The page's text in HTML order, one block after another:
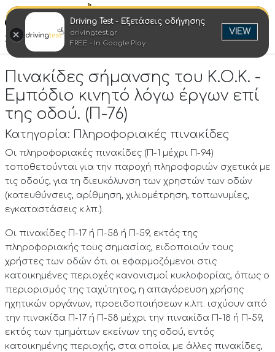
Στροφή στην επιτυχία
Πινακίδες σήμανσης του Κ.Ο.Κ. -
Εμπόδιο κινητό λόγω έργων επί
της οδού. (Π-76)
Κατηγορία: Πληροφοριακές πινακίδες
Οι πληροφοριακές πινακίδες (Π-1 μέχρι Π-94)
τοποθετούνται για την παροχή πληροφοριών σχετικά με
τις οδούς, για τη διευκόλυνση των χρηστών των οδών
(κατευθύνσεις, αρίθμηση, χιλιομέτρηση, τοπωνυμίες,
εγκαταστάσεις κ.λπ.).
Οι πινακίδες Π-17 ή Π-58 ή Π-59, εκτός της
πληροφοριακής τους σημασίας, ειδοποιούν τους
χρήστες των οδών ότι οι εφαρμοζόμενοι στις
κατοικημένες περιοχές κανονισμοί κυκλοφορίας, όπως ο
περιορισμός της ταχύτητος, η απαγόρευση χρήσης
ηχητικών οργάνων, προειδοποιήσεων κ.λπ. ισχύουν από
την πινακίδα Π-17 ή Π-58 μέχρι την πινακίδα Π-18 ή Π-59,
εκτός των τμημάτων εκείνων της οδού, εντός
κατοικημένης περιοχής, στα οποία, με άλλες πινακίδες,
Driving Test - Εξετάσεις οδήγησης
drivingtest.gr
FREE - In Google Play
VIEW